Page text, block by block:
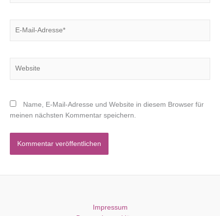
Mail-
Name, E-Mail-Adresse und Website in diesem Browser für
meinen nächsten Kommentar speichern.
Impressum